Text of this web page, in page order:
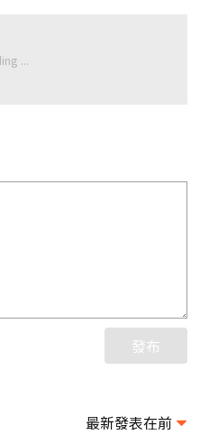
發布
最新發表在前